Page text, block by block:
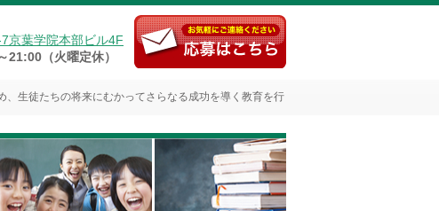
京葉学院本部ビル4F
（火曜定休）
生徒たちの将来にむかってさらなる成功を導く教育を行